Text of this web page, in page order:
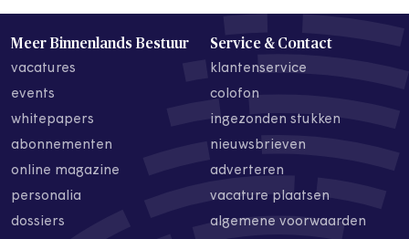
Meer Binnenlands Bestuur
vacatures
events
whitepapers
abonnementen
online magazine
personalia
dossiers
Service & Contact
klantenservice
colofon
ingezonden stukken
nieuwsbrieven
adverteren
vacature plaatsen
algemene voorwaarden